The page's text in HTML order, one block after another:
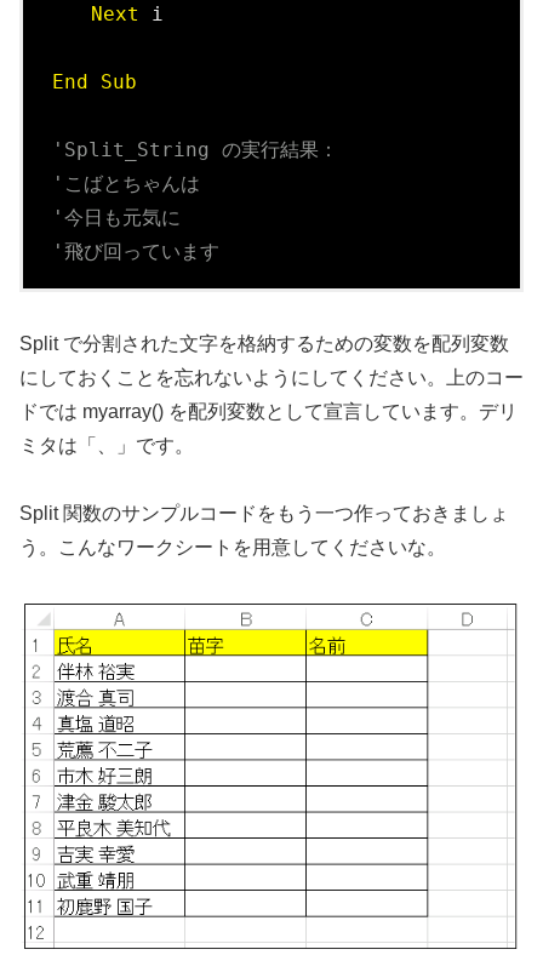
Next
i
End Sub
'Split_String の実行結果：
'こばとちゃんは
'今日も元気に
'飛び回っています
Split で分割された文字を格納するための変数を配列変数
にしておくことを忘れないようにしてください。上のコー
ドでは myarray() を配列変数として宣言しています。デリ
ミタは「、」です。
Split 関数のサンプルコードをもう一つ作っておきましょ
う。こんなワークシートを用意してくださいな。